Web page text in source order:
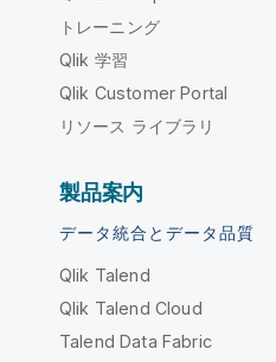
トレーニング
Qlik 学習
Qlik Customer Portal
リソース ライブラリ
製品案内
データ統合とデータ品質
Qlik Talend
Qlik Talend Cloud
Talend Data Fabric